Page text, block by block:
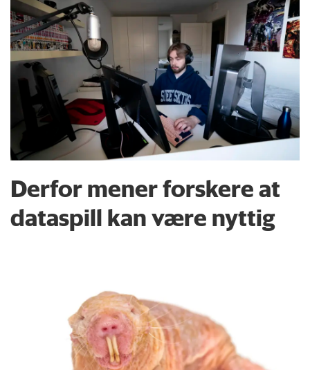
Derfor mener forskere at
dataspill kan være nyttig